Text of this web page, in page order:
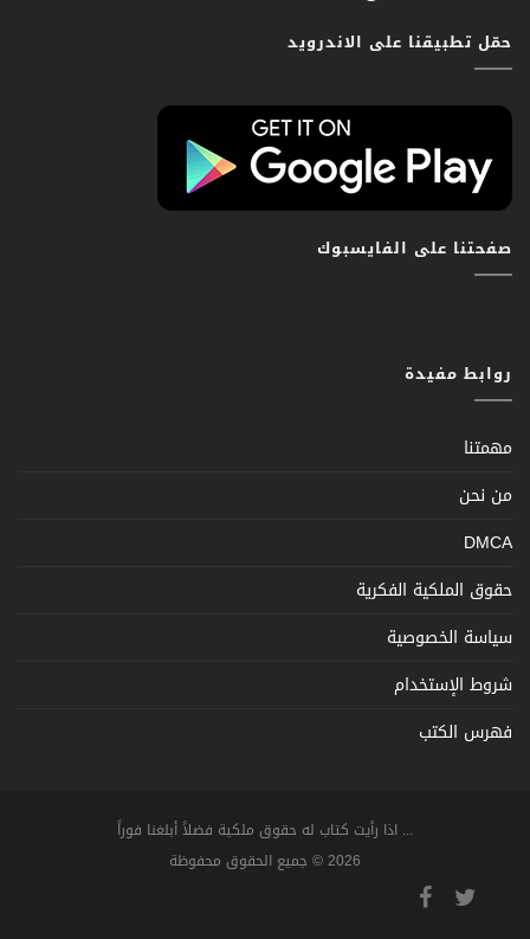
حمّل تطبيقنا على الاندرويد
صفحتنا على الفايسبوك
روابط مفيدة
مهمتنا
من نحن
DMCA
حقوق الملكية الفكرية
سياسة الخصوصية
شروط الإستخدام
فهرس الكتب
... اذا رأيت كتاب له حقوق ملكية فضلاً أبلغنا فوراً
2026 © جميع الحقوق محفوظة